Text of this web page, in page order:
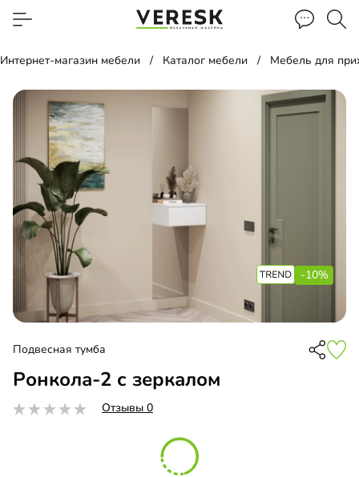
Интернет-магазин мебели Каталог мебели Мебель для
-10%
Подвесная тумба
Ронкола-2 с зеркалом
Отзывы 0